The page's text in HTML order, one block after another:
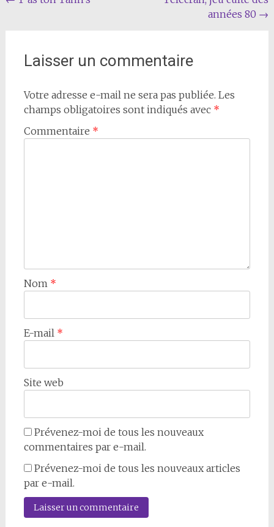
années 80 →
Laisser un commentaire
Votre adresse e-mail ne sera pas publiée. Les
champs obligatoires sont indiqués avec *
Commentaire *
Nom *
E-mail *
Site web
Prévenez-moi de tous les nouveaux
commentaires par e-mail.
Prévenez-moi de tous les nouveaux articles
par e-mail.